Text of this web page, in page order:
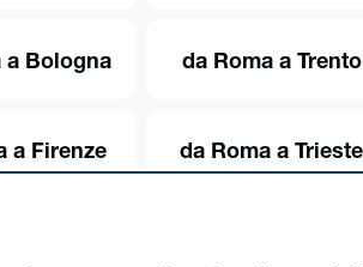
a Bologna da Roma a Trento
a Firenze da Roma a Trieste